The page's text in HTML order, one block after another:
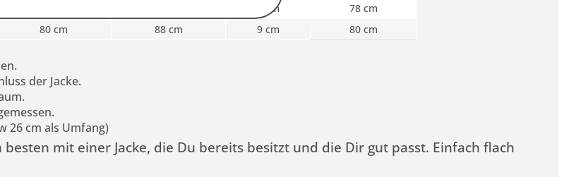
9 cm
78 cm
80 cm 88 cm 9 cm 80 cm
der Jacke.
26 cm als Umfang)
mit einer Jacke, die Du bereits besitzt und die Dir gut passt. Einfach flach